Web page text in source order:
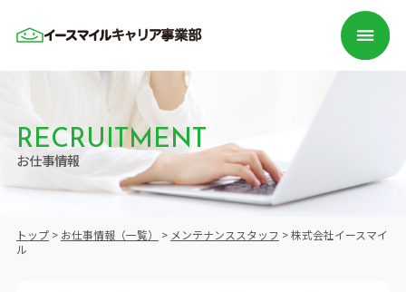
RECRUITMENT
お仕事情報
トップ> お仕事情報（一覧） > メンテナンススタッフ >株式会社イースマイ
ル